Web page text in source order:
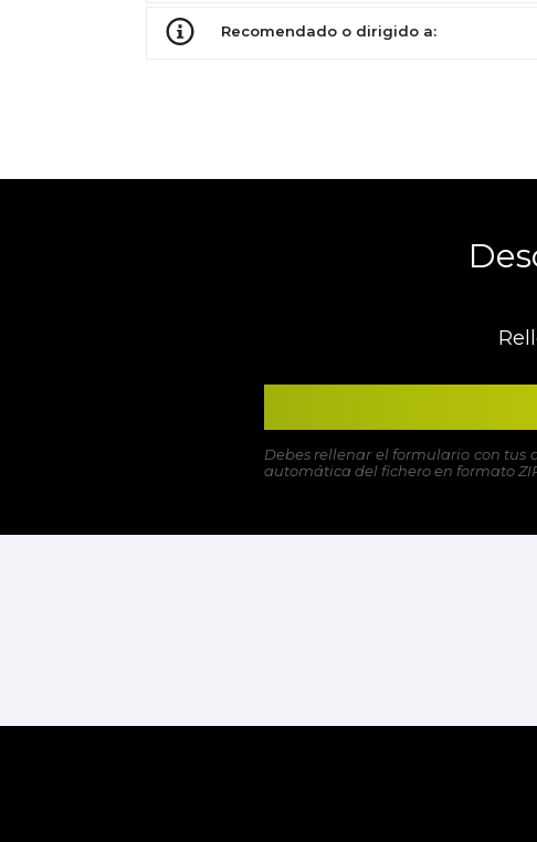
Recomendado o dirigido a:
Debes rellenar el formulario con
automática del fichero en formato